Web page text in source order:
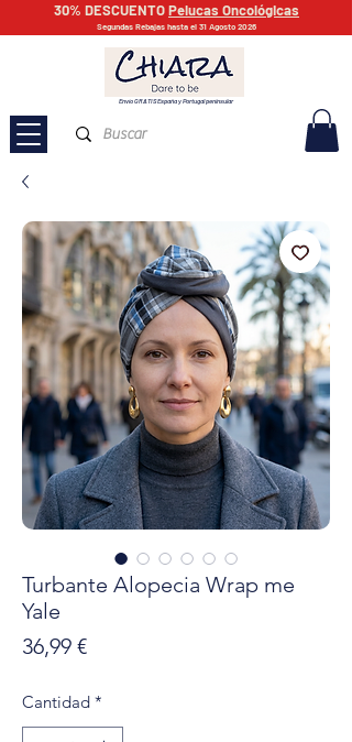
Envío GRATIS España y Portugal peninsular
30% DESCUENTOPelucas Oncológicas
Segundas Rebajas hasta el 31 Agosto 2026
Turbante Alopecia Wrap me
Yale
36,99 €Precio
Cantidad *